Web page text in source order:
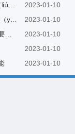
2023-01-10
2023-01-10
2023-01-10
2023-01-10
2023-01-10